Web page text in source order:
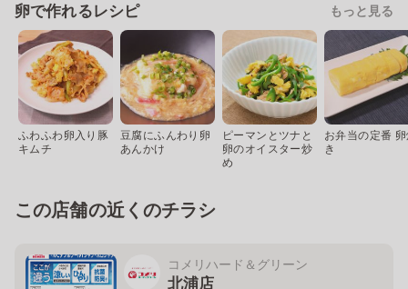
卵で作れるレシピ もっと見る
ふわふわ卵入り豚
キムチ
豆腐にふんわり卵
あんかけ
ピーマンとツナと
卵のオイスター炒
め
お弁当の定番
き
この店舗の近くのチラシ
コメリハード＆グリーン
北浦店